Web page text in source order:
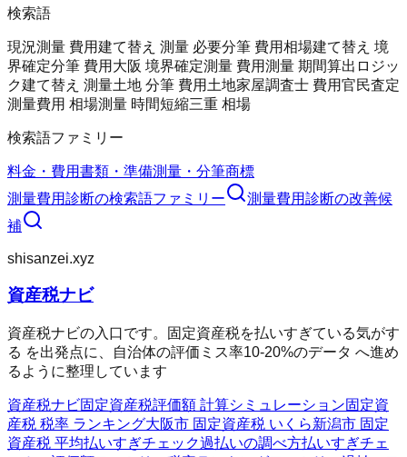
検索語
現況測量 費用建て替え 測量 必要分筆 費用相場建て替え 境
界確定分筆 費用 大阪 境界確定測量 費用測量 期間算出ロジッ
ク建て替え 測量土地 分筆 費用 土地家屋調査士 費用官民査定
測量費用 相場測量 時間短縮三重 相場
検索語ファミリー
料金・費用書類・準備測量・分筆商標
測量費用診断の検索語ファミリー 測量費用診断の改善候
補
shisanzei.xyz
資産税ナビ
資産税ナビの入口です。固定資産税を払いすぎている気がす
る を出発点に、自治体の評価ミス率10-20%のデータ へ進め
るように整理しています
資産税ナビ固定資産税評価額 計算シミュレーション固定資
産税 税率 ランキング大阪市 固定資産税 いくら新潟市 固定
資産税 平均払いすぎチェック過払いの調べ方払いすぎチェ